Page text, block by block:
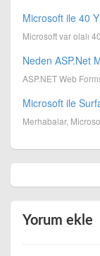
Microsoft ile 40
Neden ASP.Net
Microsoft ile
Yorum ekle